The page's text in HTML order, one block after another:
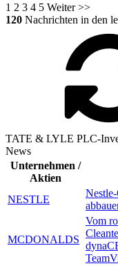
1 2 3 4 5 Weiter >>
120 Nachrichten in den
TATE & LYLE PLC-
News
Unternehmen /
Aktien
NESTLE
MCDONALDS
Vom